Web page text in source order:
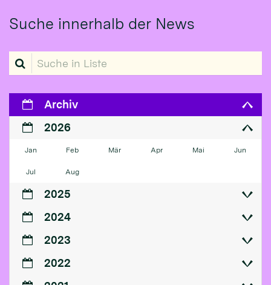
Suche innerhalb der News
Suche in Liste
Archiv
2026
Jan Feb Mär Apr Mai Jun
Jul Aug
2025
2024
2023
2022